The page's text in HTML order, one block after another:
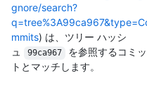
gnore/search?
mmits) は、ツリー ハッシ
ュ
99ca967
を参照するコミッ
トとマッチします。